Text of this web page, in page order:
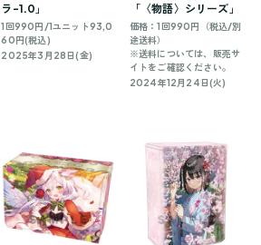
ラ-1.0」
1回990円/1ユニット93,0
60円(税込)
2025年3月28日(金)
「〈物語〉シリーズ」
価格：1回990円（税込/別
途送料）
※送料については、販売サ
イトをご確認ください。
2024年12月24日(火)